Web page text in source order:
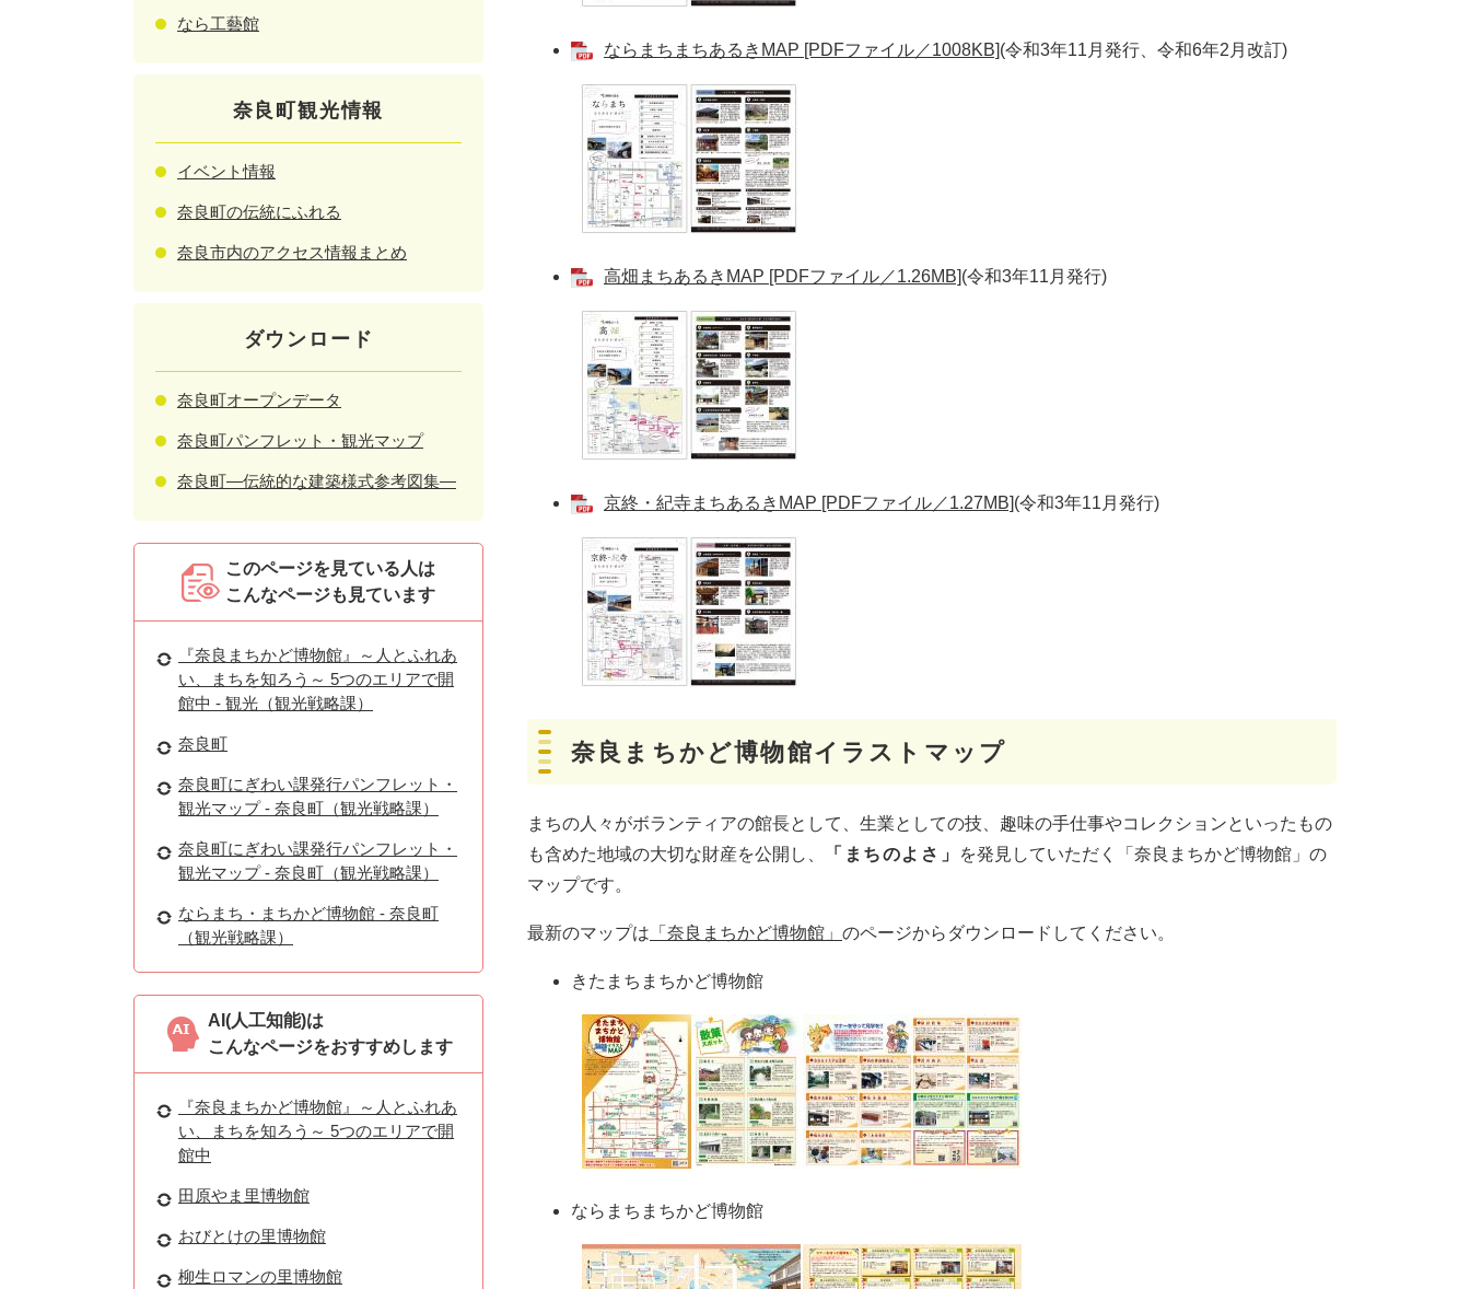
ならまちまちあるきMAP [PDFファイル／1008KB](令和3年11月発行、令和6年2月改訂)​
高畑まちあるきMAP [PDFファイル／1.26MB](令和3年11月発行)​
京終・紀寺まちあるきMAP [PDFファイル／1.27MB](令和3年11月発行)​
奈良まちかど博物館イラストマップ
まちの人々がボランティアの館長として、生業としての技、趣味の手仕事やコレクションといったもの
も含めた地域の大切な財産を公開し、
「まちのよさ」
を発見していただく「奈良まちかど博物館」の
マップです。
最新のマップは 「奈良まちかど博物館」 のページからダウンロードしてください。
きたまちまちかど博物館
ならまちまちかど博物館
なら工藝館
奈良町観光情報
イベント情報
奈良町の伝統にふれる
奈良市内のアクセス情報まとめ
ダウンロード
奈良町オープンデータ
奈良町パンフレット・観光マップ
奈良町―伝統的な建築様式参考図集―
このページを見ている人は
こんなページも見ています
『奈良まちかど博物館』～人とふれあ
い、まちを知ろう～ 5つのエリアで開
館中 - 観光（観光戦略課）
奈良町
奈良町にぎわい課発行パンフレット・
観光マップ - 奈良町（観光戦略課）
奈良町にぎわい課発行パンフレット・
観光マップ - 奈良町（観光戦略課）
ならまち・まちかど博物館 - 奈良町
（観光戦略課）
AI(人工知能)は
こんなページをおすすめします
『奈良まちかど博物館』～人とふれあ
い、まちを知ろう～ 5つのエリアで開
館中
田原やま里博物館
おびとけの里博物館
柳生ロマンの里博物館